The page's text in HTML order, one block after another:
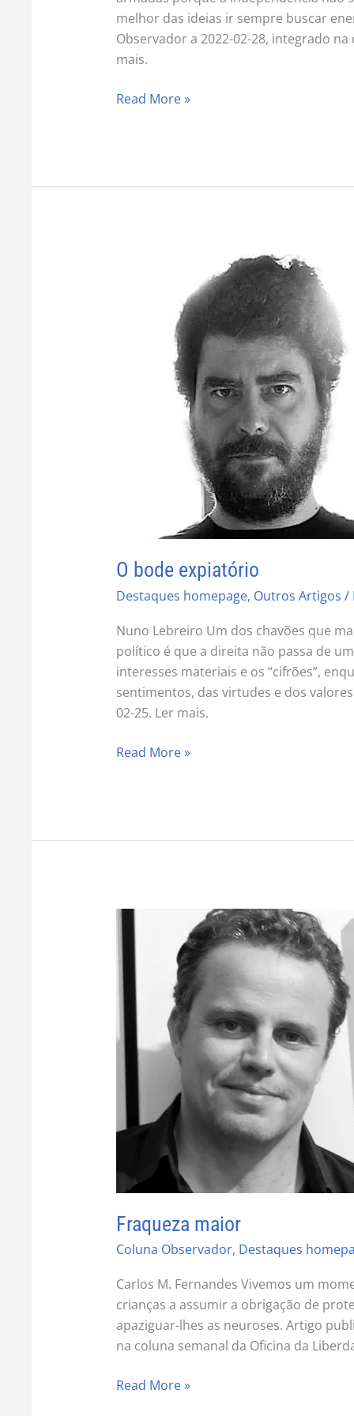
melhor das ideias ir sempre buscar
Observador a 2022-02-28, integrado
mais.
Read More »
O bode expiatório
Destaques homepage, Outros Artigos /
Nuno Lebreiro Um dos chavões que
político é que a direita não passa de
interesses materiais e os “cifrões”,
sentimentos, das virtudes e dos
02-25. Ler mais.
Read More »
Fraqueza maior
Coluna Observador, Destaques
Carlos M. Fernandes Vivemos um
crianças a assumir a obrigação de
apaziguar-lhes as neuroses. Artigo
na coluna semanal da Oficina da
Fraqueza
maior
Read More »